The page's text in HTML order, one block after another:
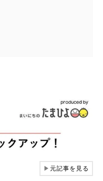
▶元記事を見る